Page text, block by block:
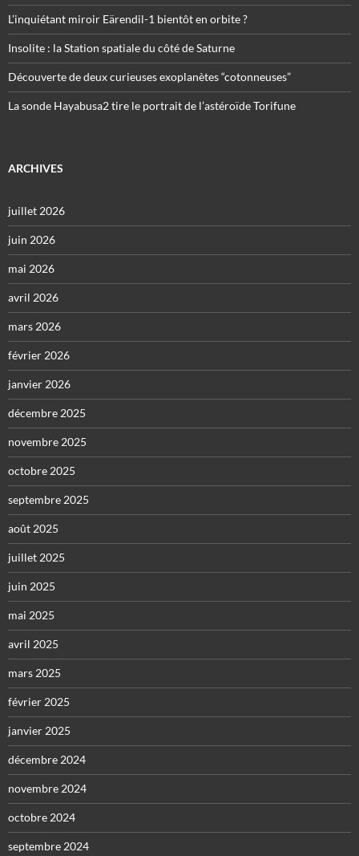
L’inquiétant miroir Eärendil-1 bientôt en orbite ?
Insolite : la Station spatiale du côté de Saturne
Découverte de deux curieuses exoplanètes “cotonneuses”
La sonde Hayabusa2 tire le portrait de l’astéroïde Torifune
ARCHIVES
juillet 2026
juin 2026
mai 2026
avril 2026
mars 2026
février 2026
janvier 2026
décembre 2025
novembre 2025
octobre 2025
septembre 2025
août 2025
juillet 2025
juin 2025
mai 2025
avril 2025
mars 2025
février 2025
janvier 2025
décembre 2024
novembre 2024
octobre 2024
septembre 2024